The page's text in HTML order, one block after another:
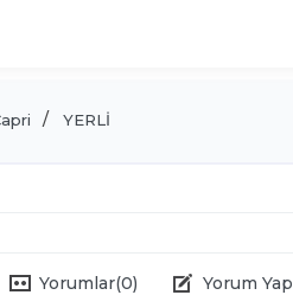
YERLİ
Yorumlar(0) Yorum Yap